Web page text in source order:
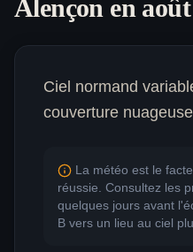
Alençon en août
Ciel normand
couverture
La météo est le
réussie. Consultez les
quelques jours avant
B vers un lieu au ciel